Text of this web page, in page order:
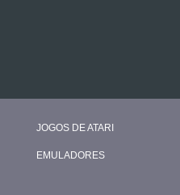
JOGOS DE ATARI
EMULADORES